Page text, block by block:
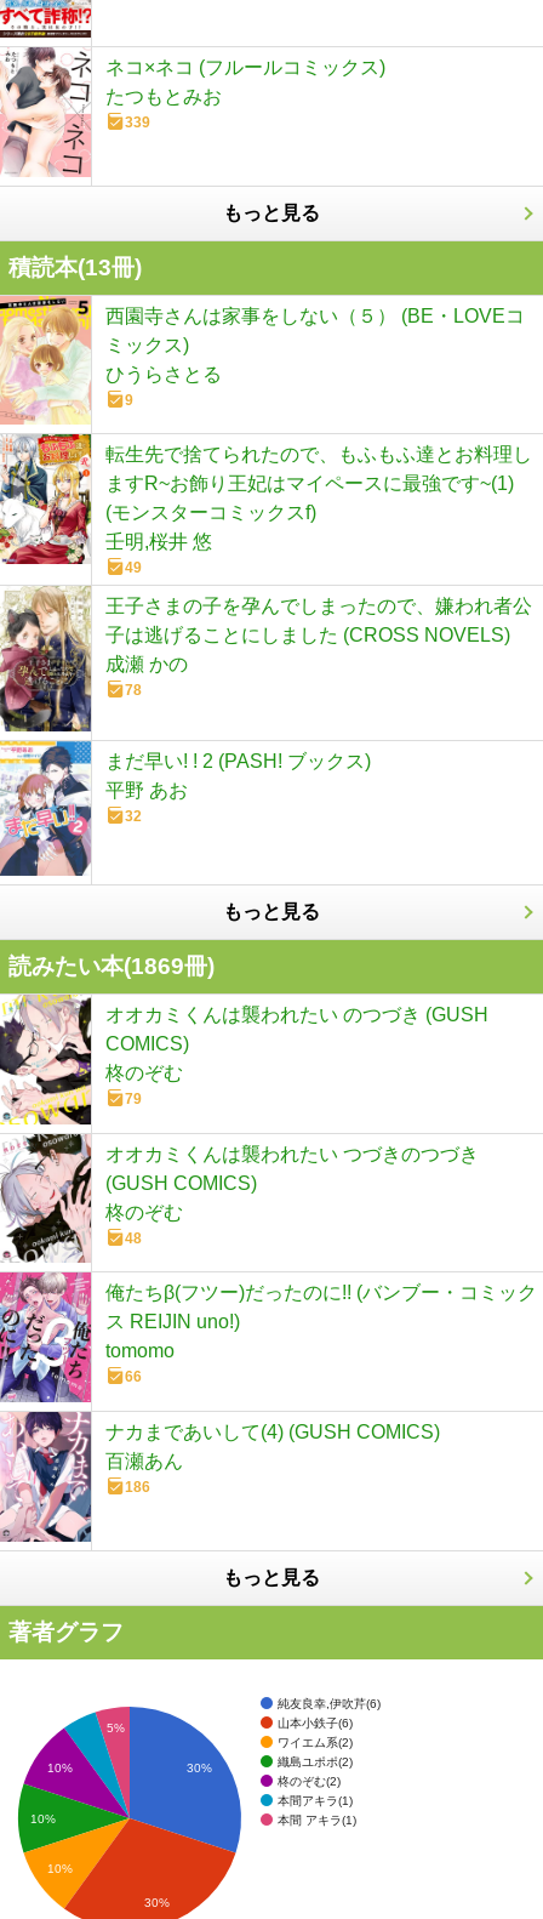
ネコ×ネコ (フルールコミックス)
たつもとみお
339
もっと見る
積読本(13冊)
西園寺さんは家事をしない（５） (BE・LOVEコ
ミックス)
ひうらさとる
9
転生先で捨てられたので、もふもふ達とお料理し
ますR~お飾り王妃はマイペースに最強です~(1)
(モンスターコミックスf)
壬明,桜井 悠
49
王子さまの子を孕んでしまったので、嫌われ者公
子は逃げることにしました (CROSS NOVELS)
成瀬 かの
78
まだ早い! ! 2 (PASH! ブックス)
平野 あお
32
もっと見る
読みたい本(1869冊)
オオカミくんは襲われたい のつづき (GUSH
COMICS)
柊のぞむ
79
オオカミくんは襲われたい つづきのつづき
(GUSH COMICS)
柊のぞむ
48
俺たちβ(フツー)だったのに!! (バンブー・コミック
ス REIJIN uno!)
tomomo
66
ナカまであいして(4) (GUSH COMICS)
百瀬あん
186
もっと見る
著者グラフ
純友良幸,伊吹芹(6)
山本小鉄子(6)
ワイエム系(2)
織島ユポポ(2)
柊のぞむ(2)
本間アキラ(1)
本間 アキラ(1)
30%
5%
10%
10%
10%
30%